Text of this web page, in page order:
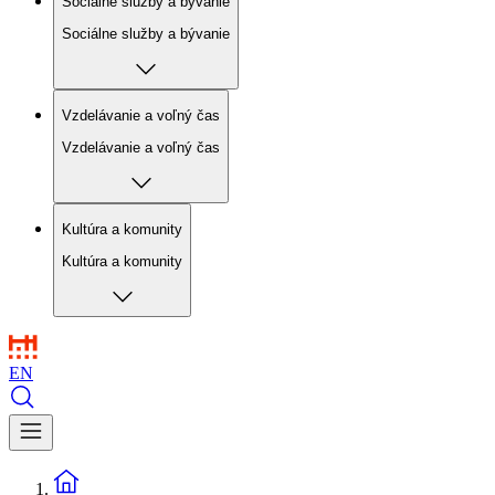
Sociálne služby a bývanie
Vzdelávanie a voľný čas
Vzdelávanie a voľný čas
Kultúra a komunity
Kultúra a komunity
EN